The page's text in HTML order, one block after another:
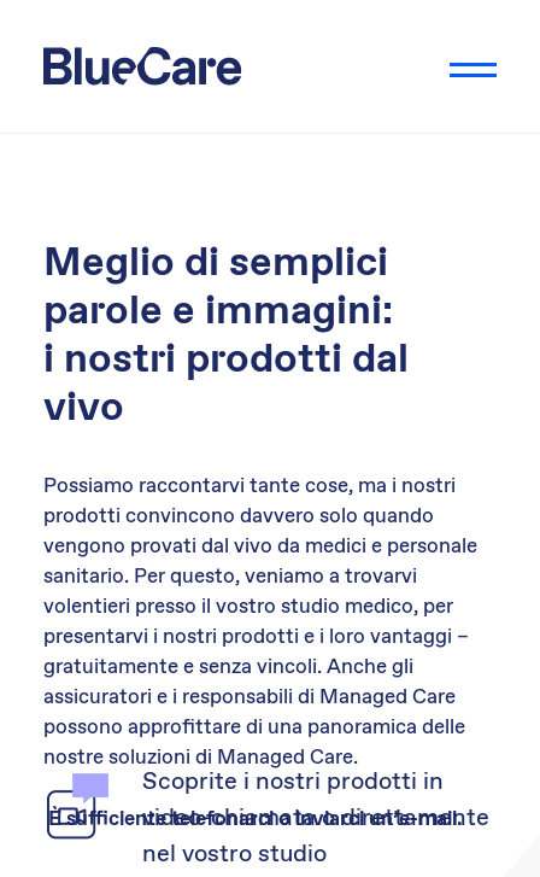
Meglio di semplici
parole e immagini:
i nostri prodotti dal
vivo
Possiamo raccontarvi tante cose, ma i nostri
prodotti convincono davvero solo quando
vengono provati dal vivo da medici e personale
sanitario. Per questo, veniamo a trovarvi
volentieri presso il vostro studio medico, per
presentarvi i nostri prodotti e i loro vantaggi –
gratuitamente e senza vincoli. Anche gli
assicuratori e i responsabili di Managed Care
possono approfittare di una panoramica delle
nostre soluzioni di Managed Care.
È sufficiente telefonarci o inviarci un’e-mail.
Scoprite i nostri prodotti in
video-chiamata o direttamente
nel vostro studio